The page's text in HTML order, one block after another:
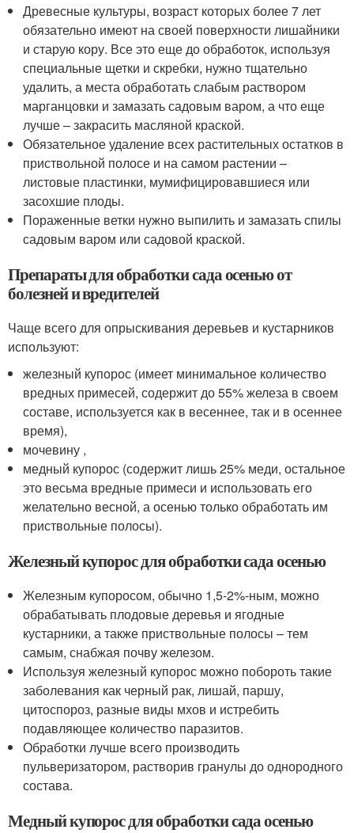
Древесные культуры, возраст которых более 7 лет
обязательно имеют на своей поверхности лишайники
и старую кору. Все это еще до обработок, используя
специальные щетки и скребки, нужно тщательно
удалить, а места обработать слабым раствором
марганцовки и замазать садовым варом, а что еще
лучше – закрасить масляной краской.
Обязательное удаление всех растительных остатков в
приствольной полосе и на самом растении –
листовые пластинки, мумифицировавшиеся или
засохшие плоды.
Пораженные ветки нужно выпилить и замазать спилы
садовым варом или садовой краской.
Препараты для обработки сада осенью от
болезней и вредителей
Чаще всего для опрыскивания деревьев и кустарников
используют:
железный купорос (имеет минимальное количество
вредных примесей, содержит до 55% железа в своем
составе, используется как в весеннее, так и в осеннее
время),
мочевину ,
медный купорос (содержит лишь 25% меди, остальное
это весьма вредные примеси и использовать его
желательно весной, а осенью только обработать им
приствольные полосы).
Железный купорос для обработки сада осенью
Железным купоросом, обычно 1,5-2%-ным, можно
обрабатывать плодовые деревья и ягодные
кустарники, а также приствольные полосы – тем
самым, снабжая почву железом.
Используя железный купорос можно побороть такие
заболевания как черный рак, лишай, паршу,
цитоспороз, разные виды мхов и истребить
подавляющее количество паразитов.
Обработки лучше всего производить
пульверизатором, растворив гранулы до однородного
состава.
Медный купорос для обработки сада осенью